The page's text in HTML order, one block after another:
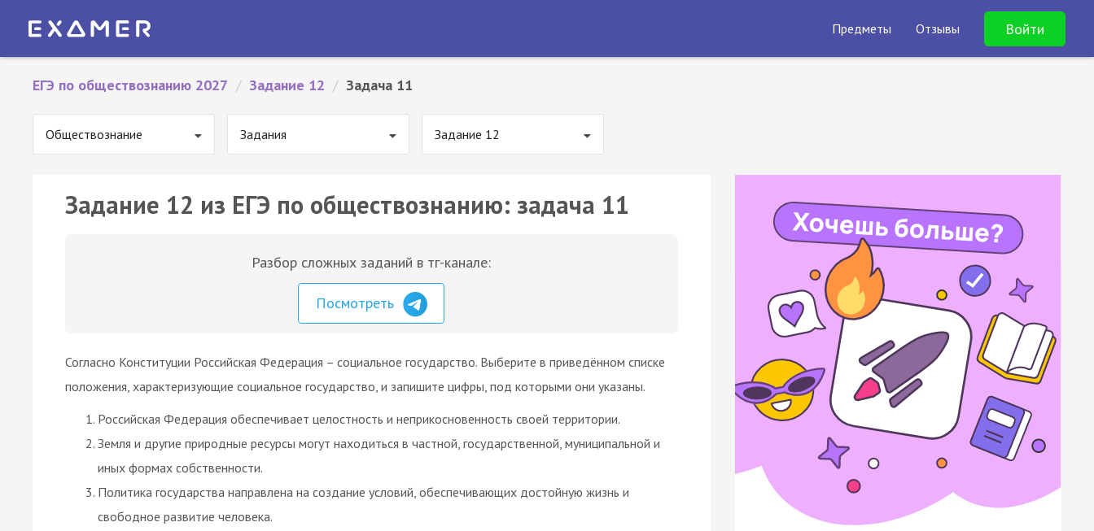
Предметы Отзывы Войти
ЕГЭ по обществознанию 2027 / Задание 12 / Задача 11
Обществознание Задания Задание 12
Задание 12 из ЕГЭ по обществознанию: задача 11
Разбор сложных заданий в тг-канале:
Посмотреть
Согласно Конституции Российская Федерация – социальное государство. Выберите в приведённом списке
положения, характеризующие социальное государство, и запишите цифры, под которыми они указаны.
Российская Федерация обеспечивает целостность и неприкосновенность своей территории.
Земля и другие природные ресурсы могут находиться в частной, государственной, муниципальной и
иных формах собственности.
Политика государства направлена на создание условий, обеспечивающих достойную жизнь и
свободное развитие человека.